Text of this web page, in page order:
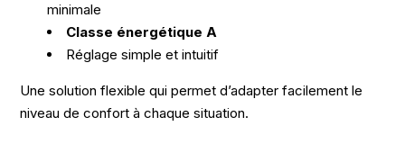
minimale
Classe énergétique A
Réglage simple et intuitif
Une solution flexible qui permet d’adapter facilement le
niveau de confort à chaque situation.